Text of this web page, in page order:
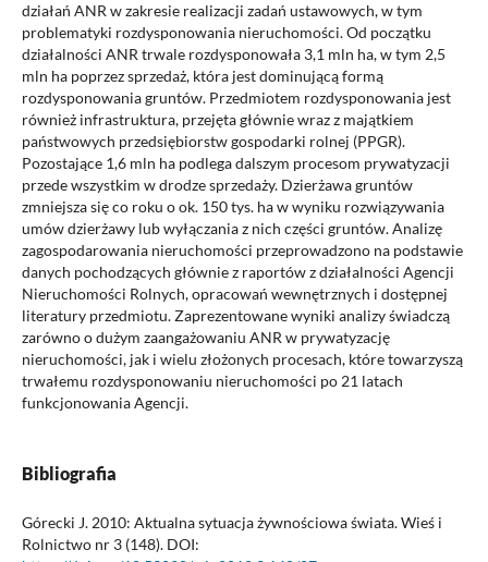
działań ANR w zakresie realizacji zadań ustawowych, w tym
problematyki rozdysponowania nieruchomości. Od początku
działalności ANR trwale rozdysponowała 3,1 mln ha, w tym 2,5
mln ha poprzez sprzedaż, która jest dominującą formą
rozdysponowania gruntów. Przedmiotem rozdysponowania jest
również infrastruktura, przejęta głównie wraz z majątkiem
państwowych przedsiębiorstw gospodarki rolnej (PPGR).
Pozostające 1,6 mln ha podlega dalszym procesom prywatyzacji
przede wszystkim w drodze sprzedaży. Dzierżawa gruntów
zmniejsza się co roku o ok. 150 tys. ha w wyniku rozwiązywania
umów dzierżawy lub wyłączania z nich części gruntów. Analizę
zagospodarowania nieruchomości przeprowadzono na podstawie
danych pochodzących głównie z raportów z działalności Agencji
Nieruchomości Rolnych, opracowań wewnętrznych i dostępnej
literatury przedmiotu. Zaprezentowane wyniki analizy świadczą
zarówno o dużym zaangażowaniu ANR w prywatyzację
nieruchomości, jak i wielu złożonych procesach, które towarzyszą
trwałemu rozdysponowaniu nieruchomości po 21 latach
funkcjonowania Agencji.
Bibliografia
Górecki J. 2010: Aktualna sytuacja żywnościowa świata. Wieś i
Rolnictwo nr 3 (148). DOI: